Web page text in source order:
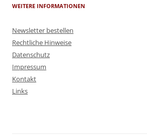
WEITERE INFORMATIONEN
Newsletter bestellen
Rechtliche Hinweise
Datenschutz
Impressum
Kontakt
Links